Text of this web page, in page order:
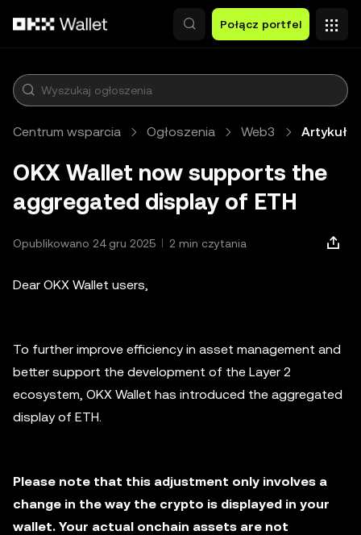
Połącz portfel
Centrum wsparcia Ogłoszenia Web3 Artykuł
OKX Wallet now supports the
aggregated display of ETH
Opublikowano 24 gru 2025 2 min czytania
Dear OKX Wallet users,
To further improve efficiency in asset management and
better support the development of the Layer 2
ecosystem, OKX Wallet has introduced the aggregated
display of ETH.
Please note that this adjustment only involves a
change in the way the crypto is displayed in your
wallet. Your actual onchain assets are not